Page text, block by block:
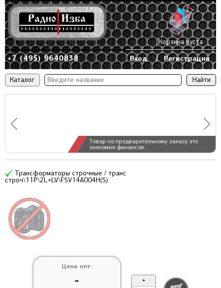
Каталог
Товар по предварительному заказу это
экономия финансов.
+7 (495) 9640838 Вход / Регистрация
Корзина пуста
Трансформаторы строчные / транс
строч\11P\2L+LV\FSV14A004H(S)
Цена опт:
- +